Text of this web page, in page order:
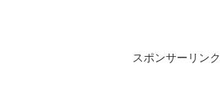
スポンサーリンク